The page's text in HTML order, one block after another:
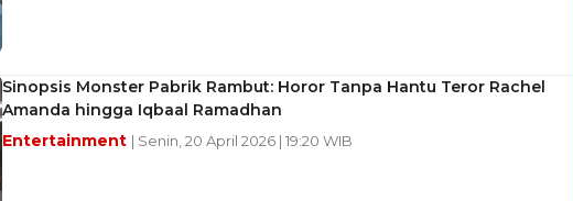
Sinopsis Monster Pabrik Rambut: Horor Tanpa Hantu Teror Rachel
Amanda hingga Iqbaal Ramadhan
Entertainment | Senin, 20 April 2026 | 19:20 WIB